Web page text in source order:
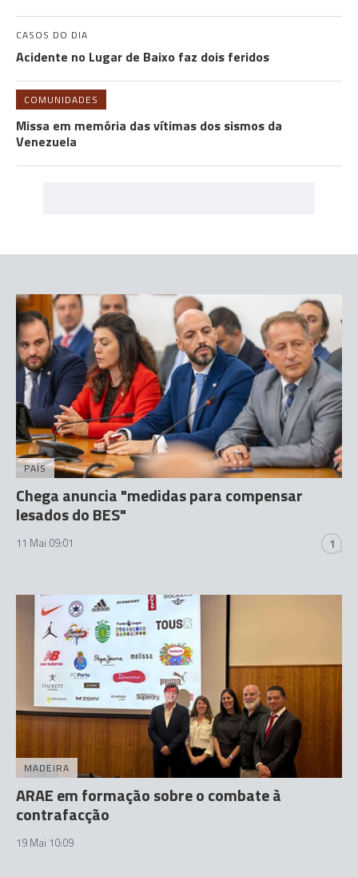
CASOS DO DIA
Acidente no Lugar de Baixo faz dois feridos
COMUNIDADES
Missa em memória das vítimas dos sismos da
Venezuela
PAÍS
Chega anuncia "medidas para compensar
lesados do BES"
11 Mai 09:01 1
MADEIRA
ARAE em formação sobre o combate à
contrafacção
19 Mai 10:09